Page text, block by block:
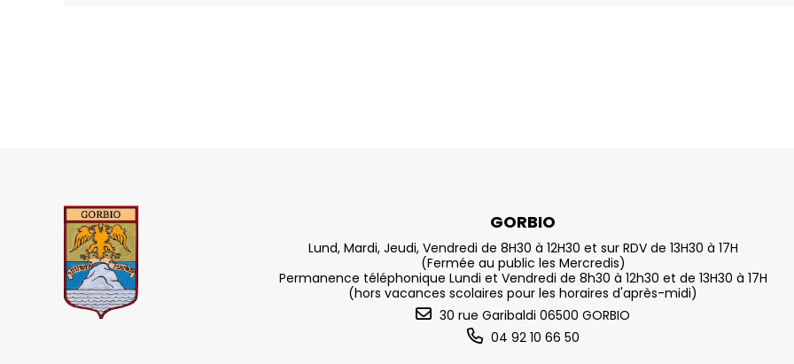
GORBIO
Lund, Mardi, Jeudi, Vendredi de 8H30 à 12H30 et sur RDV de 13H30 à 17H
(Fermée au public les Mercredis)
Permanence téléphonique Lundi et Vendredi de 8h30 à 12h30 et de 13H30 à 17H
(hors vacances scolaires pour les horaires d'après-midi)
30 rue Garibaldi 06500 GORBIO
04 92 10 66 50